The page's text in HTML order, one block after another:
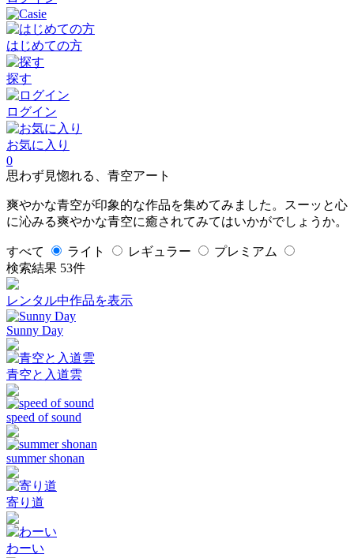
はじめての方
探す
ログイン
お気に入り
0
思わず見惚れる、青空アート
爽やかな青空が印象的な作品を集めてみました。スーッと心
に沁みる爽やかな青空に癒されてみてはいかがでしょうか。
すべて ライト レギュラー
プレミアム
検索結果 53件
レンタル中作品を表示
Sunny Day
青空と入道雲
speed of sound
summer shonan
寄り道
わーい